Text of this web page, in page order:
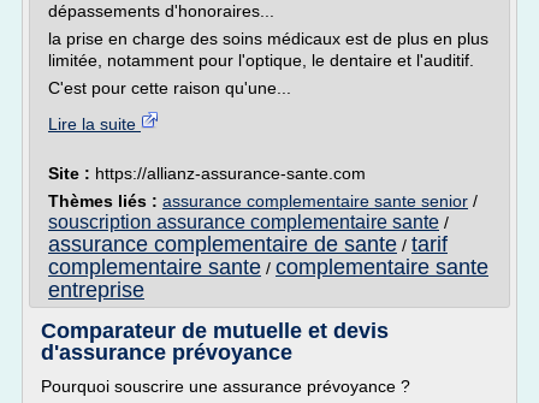
dépassements d'honoraires...
la prise en charge des soins médicaux est de plus en plus
limitée, notamment pour l'optique, le dentaire et l'auditif.
C'est pour cette raison qu'une...
Lire la suite
Site : https://allianz-assurance-sante.com
Thèmes liés : assurance complementaire sante senior /
souscription assurance complementaire sante /
assurance complementaire de sante / tarif
complementaire sante / complementaire sante
entreprise
Comparateur de mutuelle et devis
d'assurance prévoyance
Pourquoi souscrire une assurance prévoyance ?